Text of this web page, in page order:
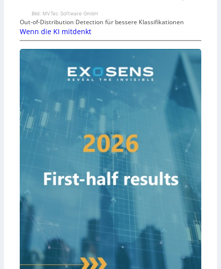
Bild: MVTec Software GmbH
Out-of-Distribution Detection für bessere Klassifikationen
Wenn die KI mitdenkt